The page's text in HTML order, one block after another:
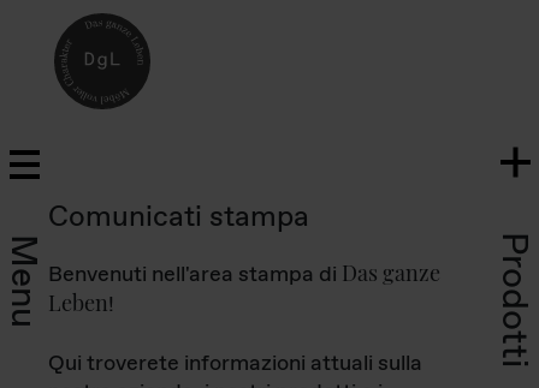
Menu Prodotti
Comunicati stampa
Benvenuti nell'area stampa di Das ganze
Leben!
Qui troverete informazioni attuali sulla